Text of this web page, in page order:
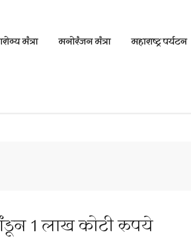
मंत्रा मनोरंजन मंत्रा महाराष्ट्र पर्यटन
1 लाख कोटी रुपये